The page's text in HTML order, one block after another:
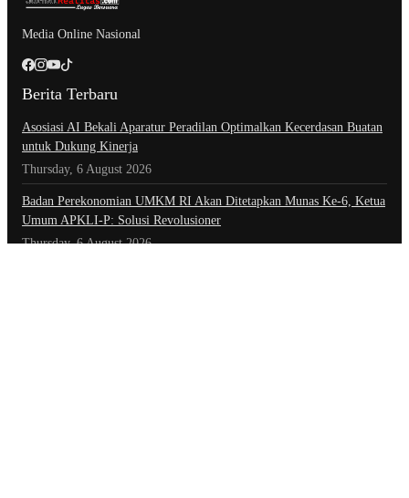
Media Online Nasional
Berita Terbaru
Asosiasi AI Bekali Aparatur Peradilan Optimalkan Kecerdasan Buatan
untuk Dukung Kinerja
Thursday, 6 August 2026
Badan Perekonomian UMKM RI Akan Ditetapkan Munas Ke-6, Ketua
Umum APKLI-P: Solusi Revolusioner
Thursday, 6 August 2026